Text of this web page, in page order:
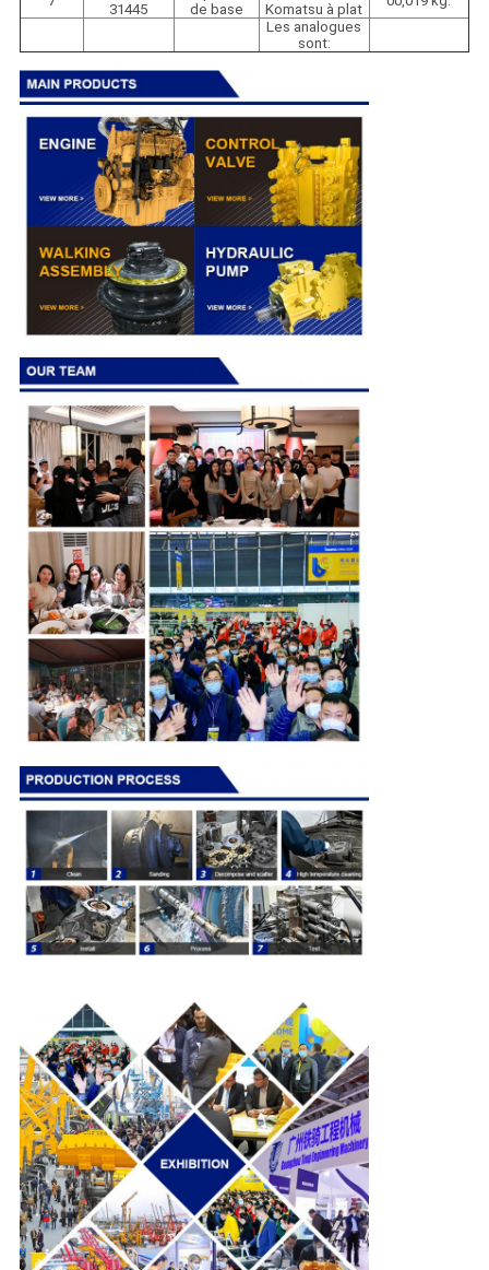
31445
de base
Komatsu à plat
Les analogues
sont: